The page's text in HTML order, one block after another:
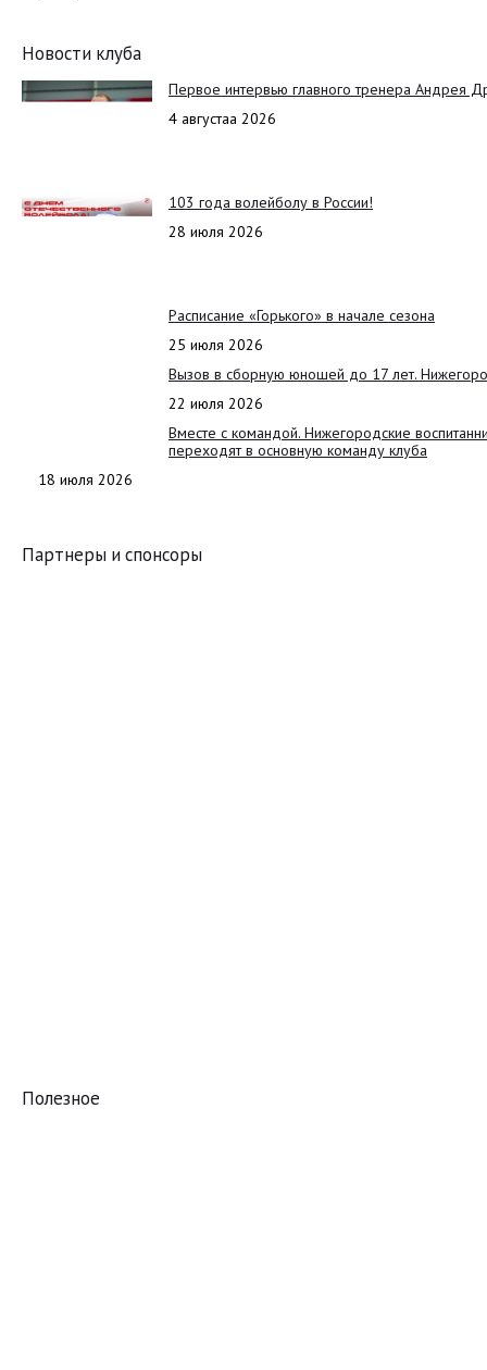
Новости клуба
Первое интервью главного тренера Андрея
4 августаа 2026
103 года волейболу в России!
28 июля 2026
Расписание «Горького» в начале сезона
25 июля 2026
Вызов в сборную юношей до 17 лет.
22 июля 2026
Вместе с командой. Нижегородские
переходят в основную команду клуба
18 июля 2026
Партнеры и спонсоры
Полезное